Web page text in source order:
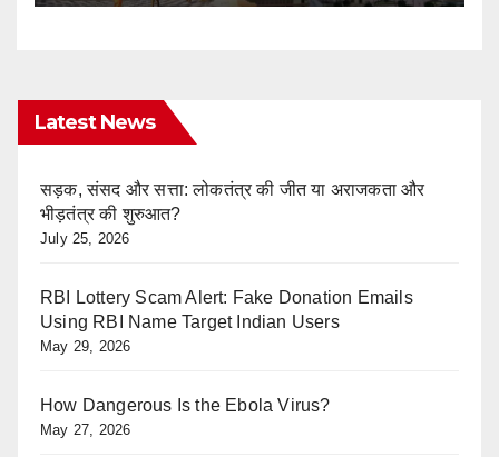
Latest News
सड़क, संसद और सत्ता: लोकतंत्र की जीत या अराजकता और
भीड़तंत्र की शुरुआत?
July 25, 2026
RBI Lottery Scam Alert: Fake Donation Emails
Using RBI Name Target Indian Users
May 29, 2026
How Dangerous Is the Ebola Virus?
May 27, 2026